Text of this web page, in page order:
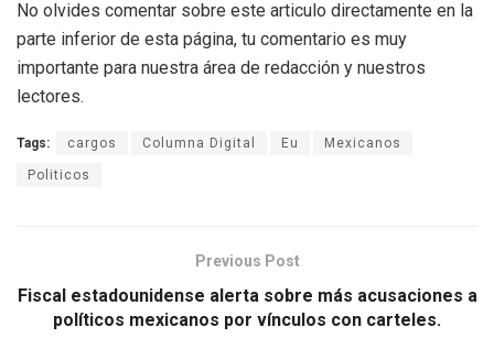
No olvides comentar sobre este articulo directamente en la
parte inferior de esta página, tu comentario es muy
importante para nuestra área de redacción y nuestros
lectores.
Tags: cargos Columna Digital Eu Mexicanos
Politicos
Previous Post
Fiscal estadounidense alerta sobre más acusaciones a
políticos mexicanos por vínculos con carteles.